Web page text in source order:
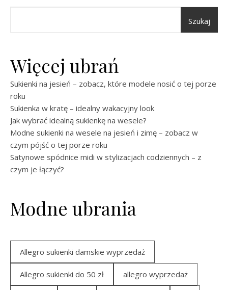
Szukaj
Więcej ubrań
Sukienki na jesień – zobacz, które modele nosić o tej porze
roku
Sukienka w kratę – idealny wakacyjny look
Jak wybrać idealną sukienkę na wesele?
Modne sukienki na wesele na jesień i zimę – zobacz w
czym pójść o tej porze roku
Satynowe spódnice midi w stylizacjach codziennych – z
czym je łączyć?
Modne ubrania
Allegro sukienki damskie wyprzedaż
Allegro sukienki do 50 zł allegro wyprzedaż